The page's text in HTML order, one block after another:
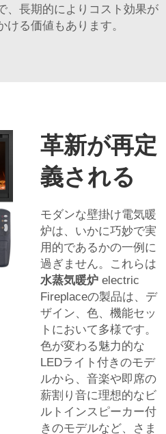
、長期的によりコスト効果が
ける価値もあります。
革新が再定
義される
モダンな壁掛け電気暖
炉は、いかに巧妙で実
用的であるかの一例に
過ぎません。これらは
水蒸気暖炉 electric
Fireplaceの製品は、デ
ザイン、色、機能セッ
トにおいて多様です。
色が変わる魅力的な
LEDライト付きのモデ
ルから、音楽や即席の
薪割り音に理想的なビ
ルトインスピーカー付
きのモデルなど、さま